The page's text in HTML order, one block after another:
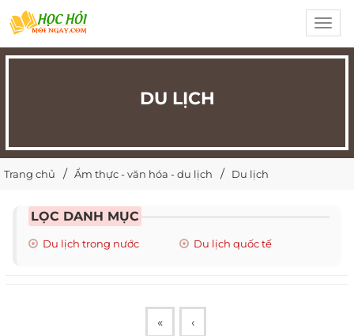
DU LỊCH
Trang chủ Ẩm thực - văn hóa - du lịch Du lịch
LỌC DANH MỤC
Du lịch trong nước Du lịch quốc tế
« ‹